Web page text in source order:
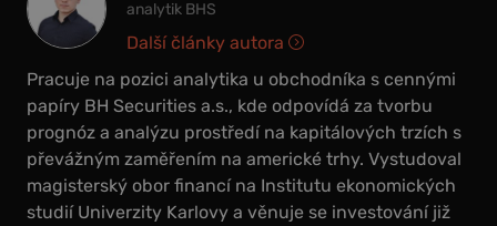
analytik BHS
Pracuje na pozici analytika u obchodníka s cennými
papíry BH Securities a.s., kde odpovídá za tvorbu
prognóz a analýzu prostředí na kapitálových trzích s
převážným zaměřením na americké trhy. Vystudoval
magisterský obor financí na Institutu ekonomických
studií Univerzity Karlovy a věnuje se investování již
Další články autora